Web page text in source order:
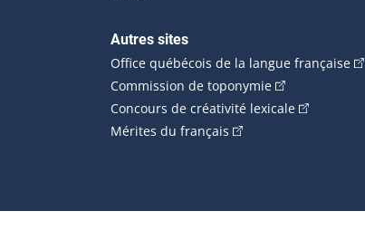
Autres sites
Office québécois de la langue française
Commission de toponymie(Cet hyperlien
Concours de créativité lexicale(Cet
Mérites du français (Cet hyperlien